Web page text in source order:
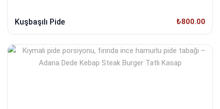
Kuşbaşılı Pide ₺800.00